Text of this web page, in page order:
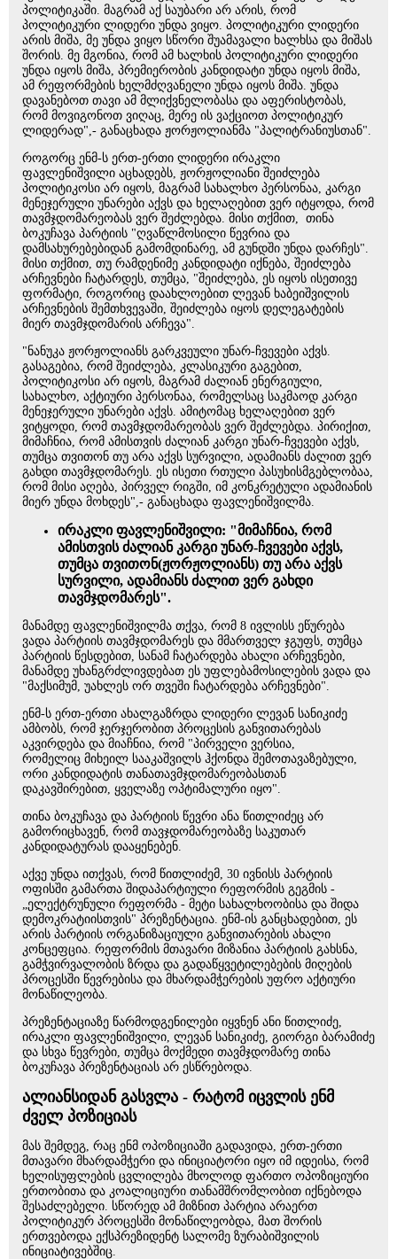
პოლიტიკაში. მაგრამ აქ საუბარი არ არის, რომ
პოლიტიკური ლიდერი უნდა ვიყო. პოლიტიკური ლიდერი
არის მიშა, მე უნდა ვიყო სწორი შუამავალი ხალხსა და მიშას
შორის. მე მგონია, რომ ამ ხალხის პოლიტიკური ლიდერი
უნდა იყოს მიშა, პრემიერობის კანდიდატი უნდა იყოს მიშა,
ამ რეფორმების ხელმძღვანელი უნდა იყოს მიშა. უნდა
დავანებოთ თავი ამ მლიქვნელობასა და აფერისტობას,
რომ მოვიგონოთ ვიღაც, მერე ის ვაქციოთ პოლიტიკურ
ლიდერად",- განაცხადა ჟორჟოლიანმა "პალიტრანიუსთან".
როგორც ენმ-ს ერთ-ერთი ლიდერი ირაკლი
ფავლენიშვილი აცხადებს, ჟორჟოლიანი შეიძლება
პოლიტიკოსი არ იყოს, მაგრამ სახალხო პერსონაა, კარგი
მენეჯერული უნარები აქვს და ხელაღებით ვერ იტყოდა, რომ
თავმჯდომარეობას ვერ შეძლებდა. მისი თქმით, თინა
ბოკუჩავა პარტიის "ღვაწლმოსილი წევრია და
დამსახურებებიდან გამომდინარე, ამ გუნდში უნდა დარჩეს".
მისი თქმით, თუ რამდენიმე კანდიდატი იქნება, შეიძლება
არჩევნები ჩატარდეს, თუმცა, "შეიძლება, ეს იყოს ისეთივე
ფორმატი, როგორიც დაახლოებით ლევან ხაბეიშვილის
არჩევნების შემთხვევაში, შეიძლება იყოს დელეგატების
მიერ თავმჯდომარის არჩევა".
"ნანუკა ჟორჟოლიანს გარკვეული უნარ-ჩვევები აქვს.
გასაგებია, რომ შეიძლება, კლასიკური გაგებით,
პოლიტიკოსი არ იყოს, მაგრამ ძალიან ენერგიული,
სახალხო, აქტიური პერსონაა, რომელსაც საკმაოდ კარგი
მენეჯერული უნარები აქვს. ამიტომაც ხელაღებით ვერ
ვიტყოდი, რომ თავმჯდომარეობას ვერ შეძლებდა. პირიქით,
მიმაჩნია, რომ ამისთვის ძალიან კარგი უნარ-ჩვევები აქვს,
თუმცა თვითონ თუ არა აქვს სურვილი, ადამიანს ძალით ვერ
გახდი თავმჯდომარეს. ეს ისეთი რთული პასუხისმგებლობაა,
რომ მისი აღება, პირველ რიგში, იმ კონკრეტული ადამიანის
მიერ უნდა მოხდეს",- განაცხადა ფავლენიშვილმა.
ირაკლი ფავლენიშვილი: "მიმაჩნია, რომ
ამისთვის ძალიან კარგი უნარ-ჩვევები აქვს,
თუმცა თვითონ(ჟორჟოლიანს) თუ არა აქვს
სურვილი, ადამიანს ძალით ვერ გახდი
თავმჯდომარეს".
მანამდე ფავლენიშვილმა თქვა, რომ 8 ივლისს ეწურება
ვადა პარტიის თავმჯდომარეს და მმართველ ჯგუფს, თუმცა
პარტიის წესდებით, სანამ ჩატარდება ახალი არჩევნები,
მანამდე უხანგრძლივდებათ ეს უფლებამოსილების ვადა და
"მაქსიმუმ, უახლეს ორ თვეში ჩატარდება არჩევნები".
ენმ-ს ერთ-ერთი ახალგაზრდა ლიდერი ლევან სანიკიძე
ამბობს, რომ ჯერჯერობით პროცესის განვითარებას
აკვირდება და მიაჩნია, რომ "პირველი ვერსია,
რომელიც მიხეილ სააკაშვილს ჰქონდა შემოთავაზებული,
ორი კანდიდატის თანათავმჯდომარეობასთან
დაკავშირებით, ყველაზე ოპტიმალური იყო".
თინა ბოკუჩავა და პარტიის წევრი ანა წითლიძეც არ
გამორიცხავენ, რომ თავჯდომარეობაზე საკუთარ
კანდიდატურას დააყენებენ.
აქვე უნდა ითქვას, რომ წითლიძემ, 30 ივნისს პარტიის
ოფისში გამართა შიდაპარტიული რეფორმის გეგმის -
„ელექტრუნული რეფორმა - მეტი სახალხოობისა და შიდა
დემოკრატიისთვის" პრეზენტაცია. ენმ-ის განცხადებით, ეს
არის პარტიის ორგანიზაციული განვითარების ახალი
კონცეფცია. რეფორმის მთავარი მიზანია პარტიის გახსნა,
გამჭვირვალობის ზრდა და გადაწყვეტილებების მიღების
პროცესში წევრებისა და მხარდამჭერების უფრო აქტიური
მონაწილეობა.
პრეზენტაციაზე წარმოდგენილები იყვნენ ანი წითლიძე,
ირაკლი ფავლენიშვილი, ლევან სანიკიძე, გიორგი ბარამიძე
და სხვა წევრები, თუმცა მოქმედი თავმჯდომარე თინა
ბოკუჩავა პრეზენტაციას არ ესწრებოდა.
ალიანსიდან გასვლა - რატომ იცვლის ენმ
ძველ პოზიციას
მას შემდეგ, რაც ენმ ოპოზიციაში გადავიდა, ერთ-ერთი
მთავარი მხარდამჭერი და ინიციატორი იყო იმ იდეისა, რომ
ხელისუფლების ცვლილება მხოლოდ ფართო ოპოზიციური
ერთობითა და კოალიციური თანამშრომლობით იქნებოდა
შესაძლებელი. სწორედ ამ მიზნით პარტია არაერთ
პოლიტიკურ პროცესში მონაწილეობდა, მათ შორის
ერთვებოდა ექსპრეზიდენტ სალომე ზურაბიშვილის
ინიციატივებშიც.